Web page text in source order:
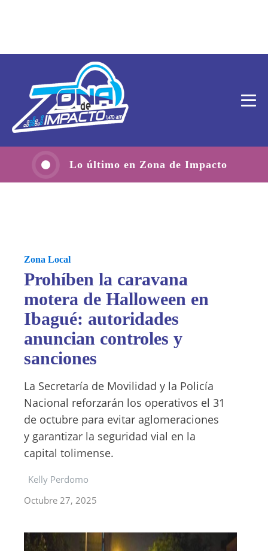
Lo último en Zona de Impacto
Zona Local
Prohíben la caravana
motera de Halloween en
Ibagué: autoridades
anuncian controles y
sanciones
La Secretaría de Movilidad y la Policía
Nacional reforzarán los operativos el 31
de octubre para evitar aglomeraciones
y garantizar la seguridad vial en la
capital tolimense.
Kelly Perdomo
Octubre 27, 2025